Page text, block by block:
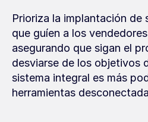
Prioriza la implantación de
que guíen a los
asegurando que sigan el
desviarse de los objetivos
sistema integral es más
herramientas